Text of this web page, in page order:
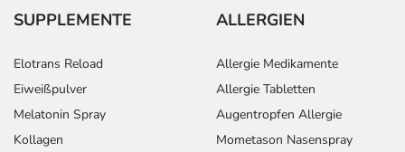
SUPPLEMENTE
Elotrans Reload
Eiweißpulver
Melatonin Spray
Kollagen
ALLERGIEN
Allergie Medikamente
Allergie Tabletten
Augentropfen Allergie
Mometason Nasenspray